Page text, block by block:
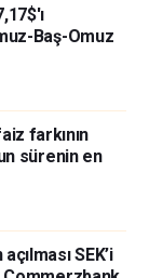
olmaksızın
etmemektedir.
Baş-Omuz
farkının
sürenin en
SEK’i